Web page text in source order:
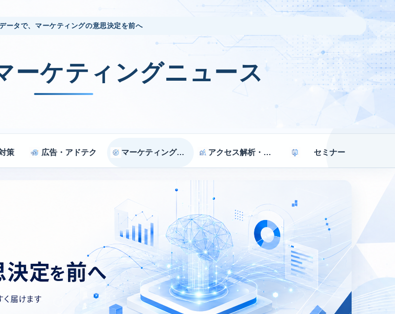
ータで、マーケティングの意思決定を前へ
ーケティングニュース
策 広告・アドテク マーケティング戦略 アクセス解析・効果測定 セミナー